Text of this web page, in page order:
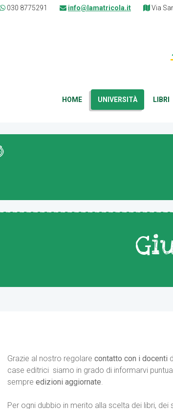
030 8775291 info@lamatricola.it Via
HOME UNIVERSITÀ LIBRI
Grazie al nostro regolare contatto con i docenti
case editrici siamo in grado di informarvi
sempre edizioni aggiornate.
Per ogni dubbio in merito alla scelta dei libri,